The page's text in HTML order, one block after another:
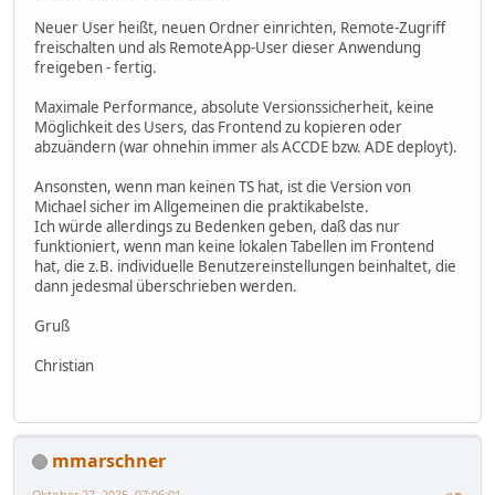
Neuer User heißt, neuen Ordner einrichten, Remote-Zugriff
freischalten und als RemoteApp-User dieser Anwendung
freigeben - fertig.
Maximale Performance, absolute Versionssicherheit, keine
Möglichkeit des Users, das Frontend zu kopieren oder
abzuändern (war ohnehin immer als ACCDE bzw. ADE deployt).
Ansonsten, wenn man keinen TS hat, ist die Version von
Michael sicher im Allgemeinen die praktikabelste.
Ich würde allerdings zu Bedenken geben, daß das nur
funktioniert, wenn man keine lokalen Tabellen im Frontend
hat, die z.B. individuelle Benutzereinstellungen beinhaltet, die
dann jedesmal überschrieben werden.
Gruß
Christian
mmarschner